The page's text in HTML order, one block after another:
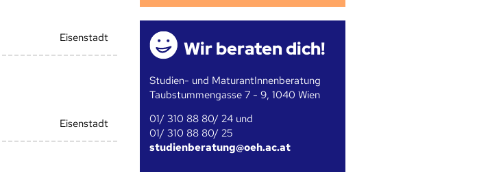
Eisenstadt
Eisenstadt
Wir beraten dich!
Studien- und MaturantInnenberatung
Taubstummengasse 7 - 9, 1040 Wien
01/ 310 88 80/ 24 und
01/ 310 88 80/ 25
studienberatung@oeh.ac.at